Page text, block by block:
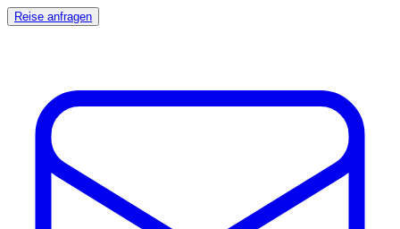
Reise anfragen